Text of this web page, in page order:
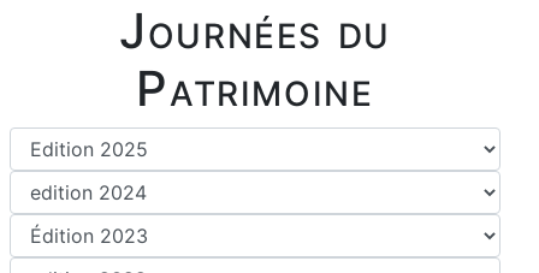
Journées du
Patrimoine